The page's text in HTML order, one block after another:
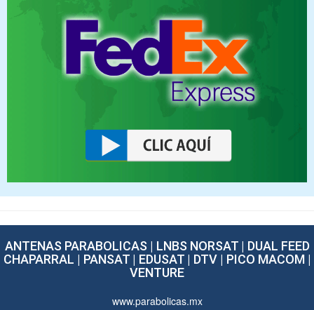
ANTENAS PARABOLICAS | LNBS NORSAT | DUAL FEED
CHAPARRAL | PANSAT | EDUSAT | DTV | PICO MACOM |
VENTURE
www.parabolicas.mx